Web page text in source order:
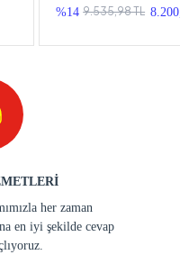
%14 9.535,98 TL
her zaman
en iyi şekilde cevap